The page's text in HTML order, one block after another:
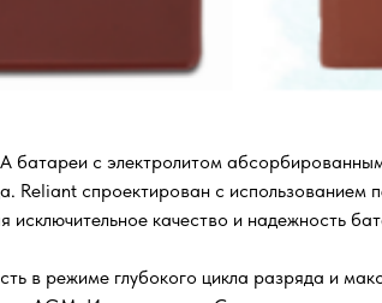
с электролитом
Reliant спроектирован с использованием
качество и надежность
в режиме глубокого цикла разряда и